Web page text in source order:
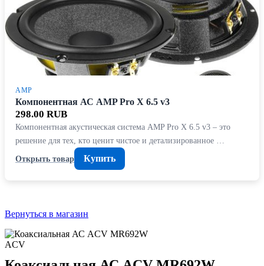
AMP
Компонентная АС AMP Pro X 6.5 v3
298.00 RUB
Компонентная акустическая система AMP Pro X 6.5 v3 – это
решение для тех, кто ценит чистое и детализированное …
Открыть товар
Купить
Вернуться в магазин
ACV